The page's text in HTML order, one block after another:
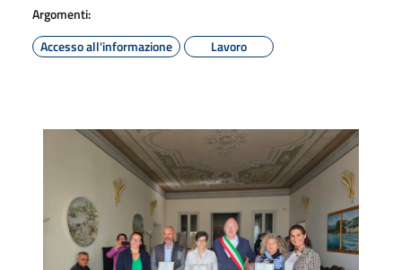
Argomenti:
Accesso all'informazione
Lavoro